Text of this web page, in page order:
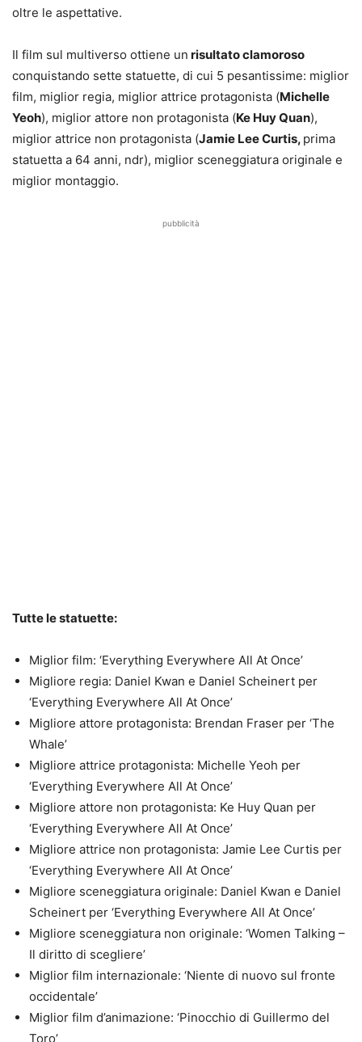
oltre le aspettative.
Il film sul multiverso ottiene un risultato clamoroso
conquistando sette statuette, di cui 5 pesantissime: miglior
film, miglior regia, miglior attrice protagonista (Michelle
Yeoh), miglior attore non protagonista (Ke Huy Quan),
miglior attrice non protagonista (Jamie Lee Curtis, prima
statuetta a 64 anni, ndr), miglior sceneggiatura originale e
miglior montaggio.
pubblicità
Tutte le statuette:
Miglior film: ‘Everything Everywhere All At Once’
Migliore regia: Daniel Kwan e Daniel Scheinert per
‘Everything Everywhere All At Once’
Migliore attore protagonista: Brendan Fraser per ‘The
Whale’
Migliore attrice protagonista: Michelle Yeoh per
‘Everything Everywhere All At Once’
Migliore attore non protagonista: Ke Huy Quan per
‘Everything Everywhere All At Once’
Migliore attrice non protagonista: Jamie Lee Curtis per
‘Everything Everywhere All At Once’
Migliore sceneggiatura originale: Daniel Kwan e Daniel
Scheinert per ‘Everything Everywhere All At Once’
Migliore sceneggiatura non originale: ‘Women Talking –
Il diritto di scegliere’
Miglior film internazionale: ‘Niente di nuovo sul fronte
occidentale’
Miglior film d’animazione: ‘Pinocchio di Guillermo del
Toro’